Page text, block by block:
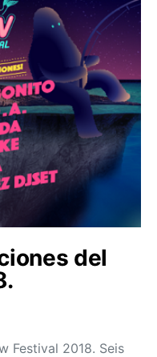
del
Festival 2018. Seis